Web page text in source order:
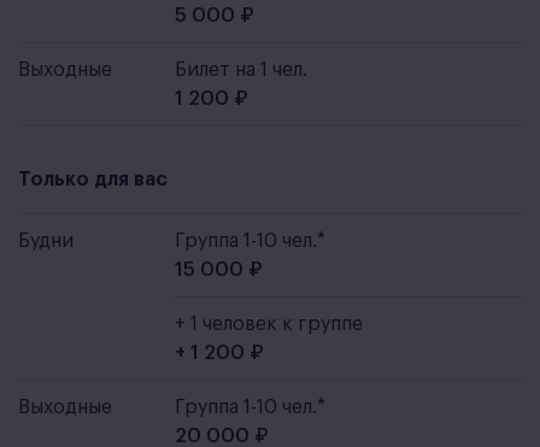
5 000 ₽
Выходные
Билет на 1 чел.
1 200 ₽
Только для вас
Будни
Группа 1-10 чел.*
15 000 ₽
+ 1 человек к группе
+ 1 200 ₽
Выходные
Группа 1-10 чел.*
20 000 ₽